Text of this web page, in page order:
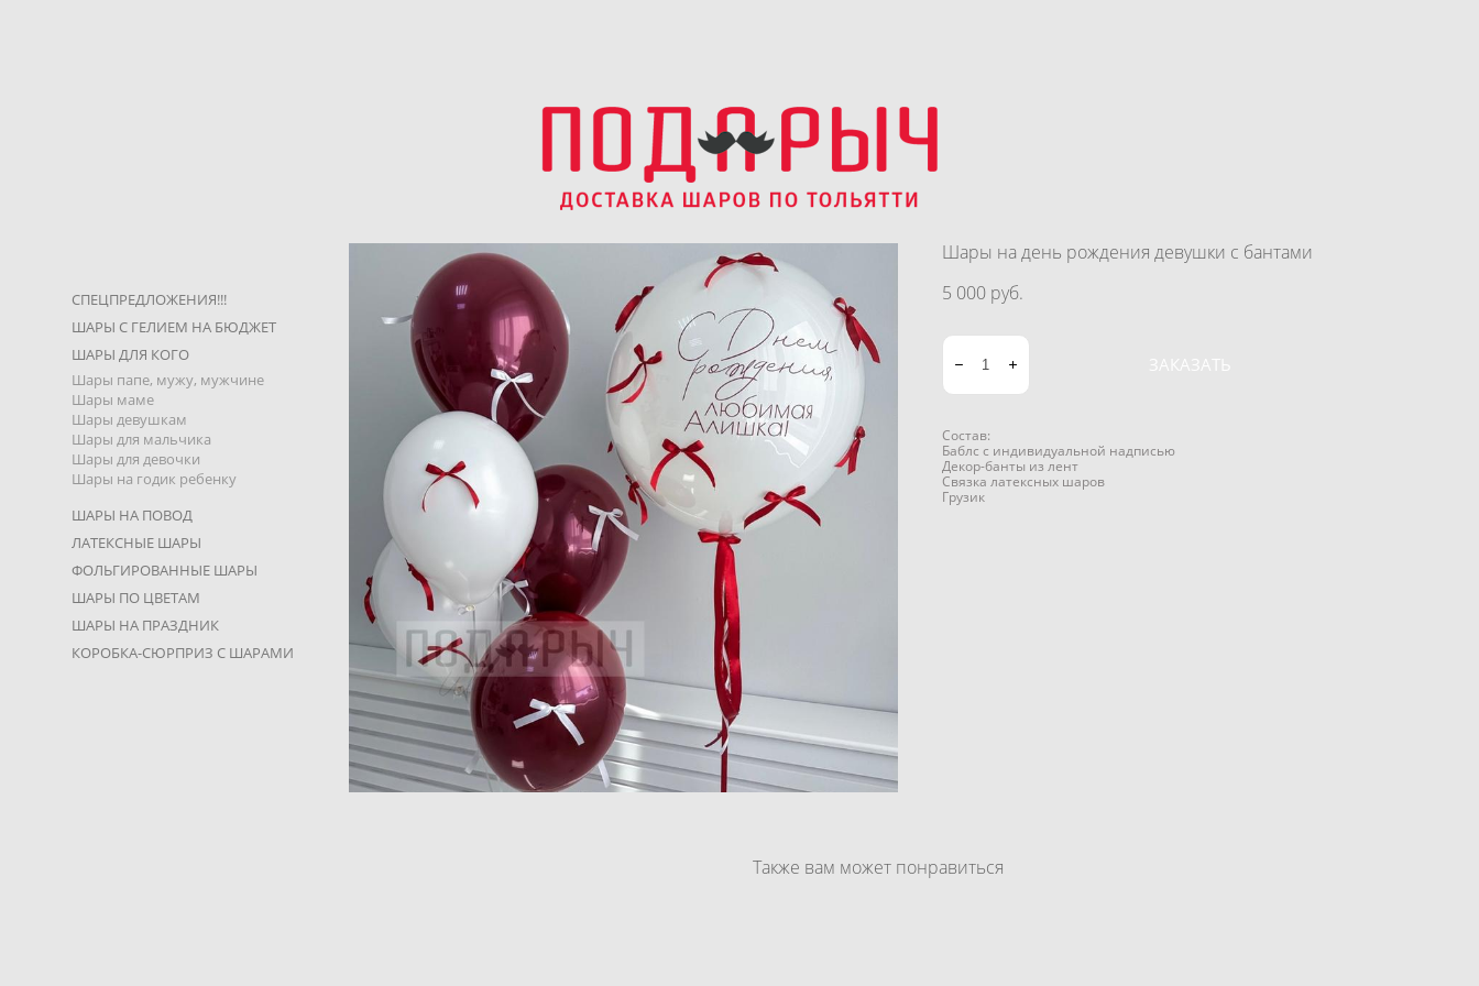
СПЕЦПРЕДЛОЖЕНИЯ!!!
ШАРЫ С ГЕЛИЕМ НА БЮДЖЕТ
ШАРЫ ДЛЯ КОГО
Шары папе, мужу, мужчине
Шары маме
Шары девушкам
Шары для мальчика
Шары для девочки
Шары на годик ребенку
ШАРЫ НА ПОВОД
ЛАТЕКСНЫЕ ШАРЫ
ФОЛЬГИРОВАННЫЕ ШАРЫ
ШАРЫ ПО ЦВЕТАМ
ШАРЫ НА ПРАЗДНИК
КОРОБКА-СЮРПРИЗ С ШАРАМИ
Шары на день рождения девушки c бантами
5 000 pуб.
ЗАКАЗАТЬ
Состав:
Баблс с индивидуальной надписью
Декор-банты из лент
Связка латексных шаров
Грузик
Также вам может понравиться